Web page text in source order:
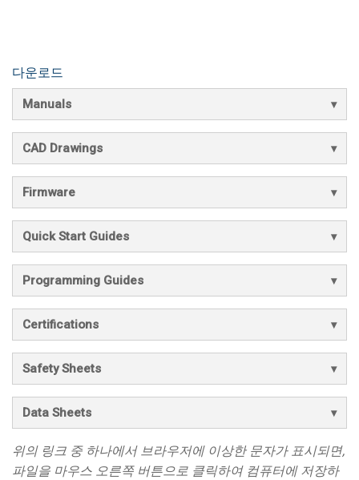
다운로드
Manuals
CAD Drawings
Firmware
Quick Start Guides
Programming Guides
Certifications
Safety Sheets
Data Sheets
위의 링크 중 하나에서 브라우저에 이상한 문자가 표시되면,
파일을 마우스 오른쪽 버튼으로 클릭하여 컴퓨터에 저장하